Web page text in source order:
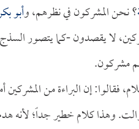
؟ نحن المشركون في نظرهم، وأبو
لا يقصدون -كما يتصور
مشركون.
فقالوا: إن البراءة من
وهذا كلام خطير جداً؛